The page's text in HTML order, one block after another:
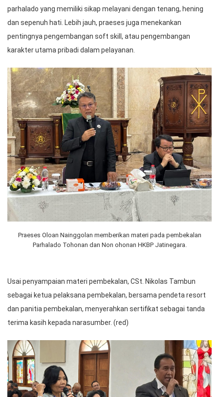
parhalado yang memiliki sikap melayani dengan tenang, hening
dan sepenuh hati. Lebih jauh, praeses juga menekankan
pentingnya pengembangan soft skill, atau pengembangan
karakter utama pribadi dalam pelayanan.
Praeses Oloan Nainggolan memberikan materi pada pembekalan
Parhalado Tohonan dan Non ohonan HKBP Jatinegara.
Usai penyampaian materi pembekalan, CSt. Nikolas Tambun
sebagai ketua pelaksana pembekalan, bersama pendeta resort
dan panitia pembekalan, menyerahkan sertifikat sebagai tanda
terima kasih kepada narasumber. (red)